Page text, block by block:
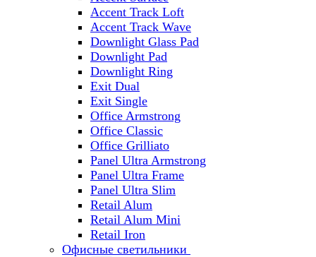
Accent Track Loft
Accent Track Wave
Downlight Glass Pad
Downlight Pad
Downlight Ring
Exit Dual
Exit Single
Office Armstrong
Office Classic
Office Grilliato
Panel Ultra Armstrong
Panel Ultra Frame
Panel Ultra Slim
Retail Alum
Retail Alum Mini
Retail Iron
Офисные светильники